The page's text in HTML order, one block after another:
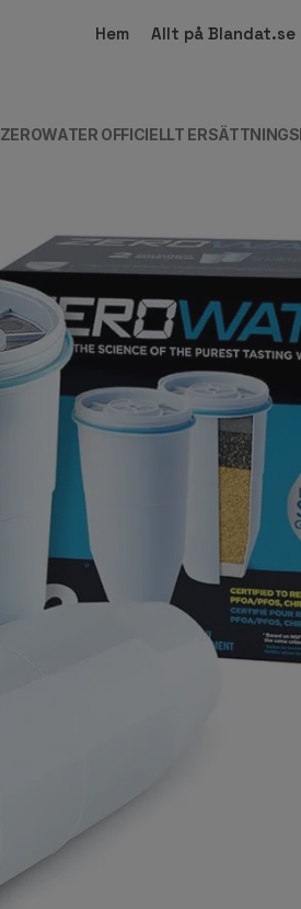
Hem Allt på Blandat.se
ZEROWATER OFFICIELLT